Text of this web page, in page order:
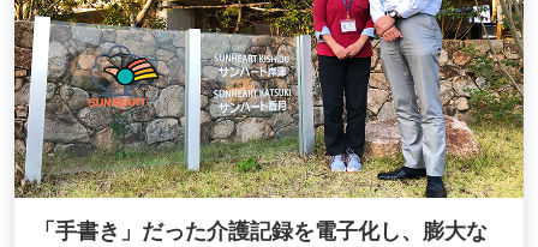
「手書き」だった介護記録を電子化し、膨大な